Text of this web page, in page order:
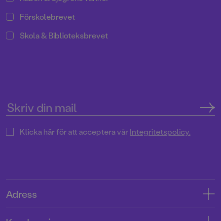
Förskolebrevet
Skola & Biblioteksbrevet
Klicka här för att acceptera vårIntegritetspolicy.
Adress